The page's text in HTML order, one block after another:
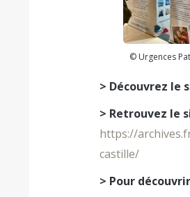
© Urgences
> Découvrez le
> Retrouvez le
https://
castille/
> Pour